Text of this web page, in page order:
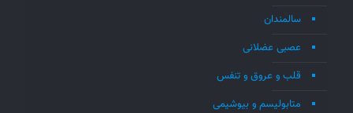
سالمندان
عصبی عضلانی
قلب و عروق و تنفس
متابولیسم و بیوشیمی